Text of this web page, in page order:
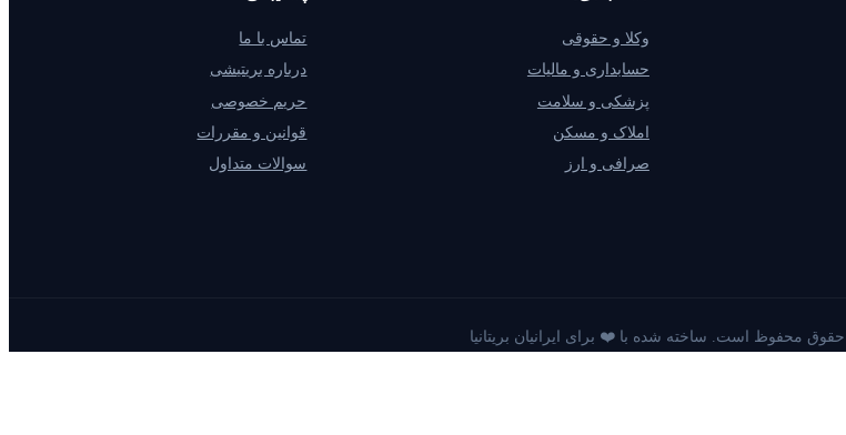
وکلا و حقوقی
حسابداری و مالیات
پزشکی و سلامت
املاک و مسکن
صرافی و ارز
تماس با ما
درباره بریتیشی
حریم خصوصی
قوانین و مقررات
سوالات متداول